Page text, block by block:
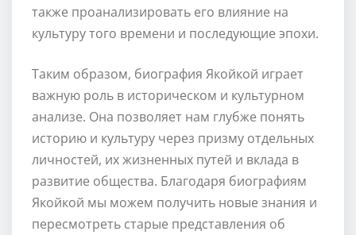
также проанализировать его влияние на
культуру того времени и последующие эпохи.
Таким образом, биография Якойкой играет
важную роль в историческом и культурном
анализе. Она позволяет нам глубже понять
историю и культуру через призму отдельных
личностей, их жизненных путей и вклада в
развитие общества. Благодаря биографиям
Якойкой мы можем получить новые знания и
пересмотреть старые представления об